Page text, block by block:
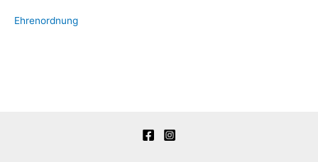
Ehrenordnung